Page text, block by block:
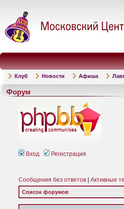
Клуб Новости Афиша
Форум
Вход Регистрация
Сообщения без ответов Активные
Список форумов